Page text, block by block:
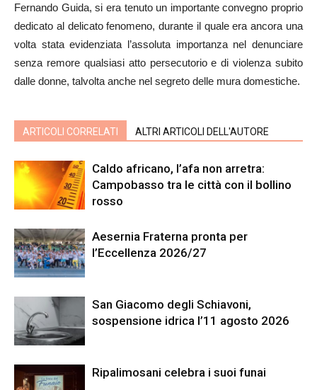
Fernando Guida, si era tenuto un importante convegno proprio
dedicato al delicato fenomeno, durante il quale era ancora una
volta stata evidenziata l’assoluta importanza nel denunciare
senza remore qualsiasi atto persecutorio e di violenza subito
dalle donne, talvolta anche nel segreto delle mura domestiche.
ARTICOLI CORRELATI ALTRI ARTICOLI DELL'AUTORE
Caldo africano, l’afa non arretra:
Campobasso tra le città con il bollino
rosso
Aesernia Fraterna pronta per
l’Eccellenza 2026/27
San Giacomo degli Schiavoni,
sospensione idrica l’11 agosto 2026
Ripalimosani celebra i suoi funai